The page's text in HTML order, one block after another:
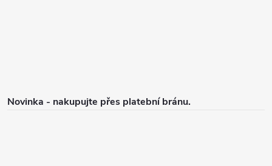
Novinka - nakupujte přes platební bránu.